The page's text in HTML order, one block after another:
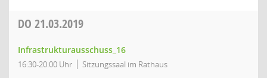
DO 21.03.2019
Infrastrukturausschuss_16
16:30-20:00 Uhr Sitzungssaal im Rathaus